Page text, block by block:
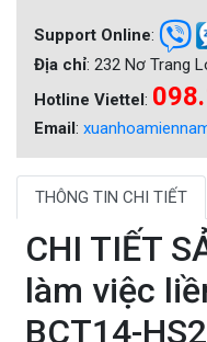
Support Online:
Địa chỉ: 232 Nơ Trang
Hotline Viettel:
Email:
THÔNG TIN CHI TIẾT
CHI TIẾT
làm việc
BCT14-HS2